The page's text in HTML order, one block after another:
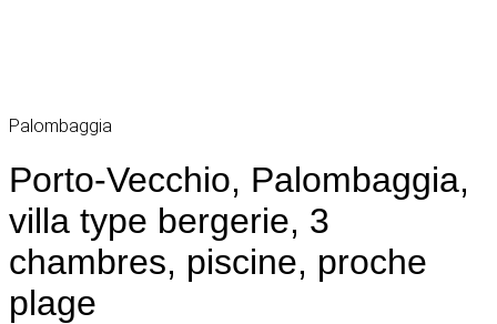
Palombaggia
Porto-Vecchio, Palombaggia,
villa type bergerie, 3
chambres, piscine, proche
plage